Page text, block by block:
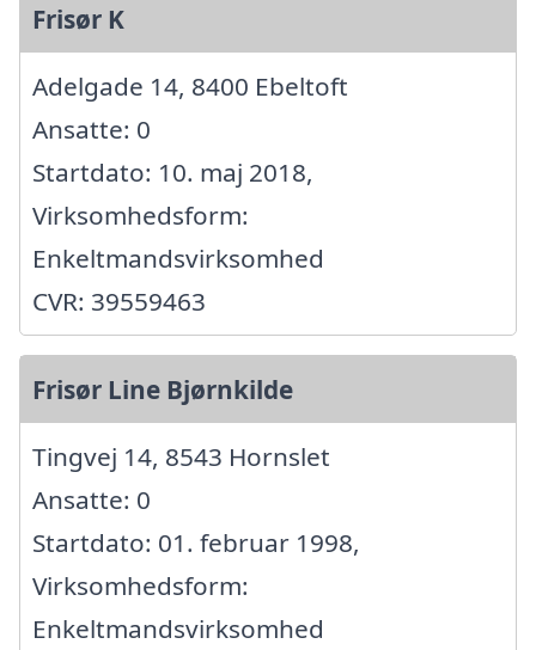
Frisør K
Adelgade 14, 8400 Ebeltoft
Ansatte: 0
Startdato: 10. maj 2018,
Virksomhedsform:
Enkeltmandsvirksomhed
CVR: 39559463
Frisør Line Bjørnkilde
Tingvej 14, 8543 Hornslet
Ansatte: 0
Startdato: 01. februar 1998,
Virksomhedsform:
Enkeltmandsvirksomhed